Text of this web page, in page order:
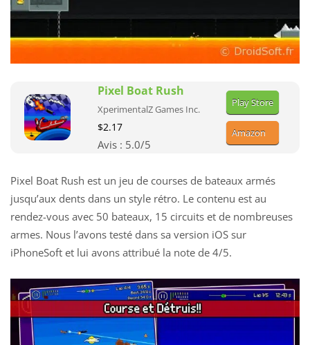
Pixel Boat Rush
XperimentalZ Games Inc.
$2.17
Avis : 5.0/5
Play Store
Amazon
Pixel Boat Rush est un jeu de courses de bateaux armés
jusqu’aux dents dans un style rétro. Le contenu est au
rendez-vous avec 50 bateaux, 15 circuits et de nombreuses
armes. Nous l’avons testé dans sa version iOS sur
iPhoneSoft et lui avons attribué la note de 4/5.